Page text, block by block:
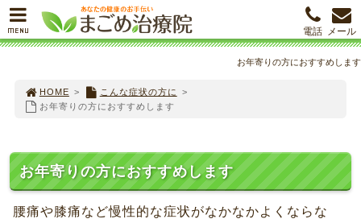
お年寄りの方におすすめします
HOME > こんな症状の方に
>
お年寄りの方におすすめします
お年寄りの方におすすめします
腰痛や膝痛など慢性的な症状がなかなかよくならな
MENU メール
電話